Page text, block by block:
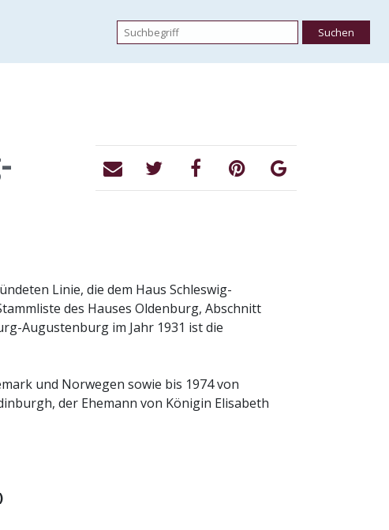
Linie, die dem Haus Schleswig-
des Hauses Oldenburg, Abschnitt
Augustenburg im Jahr 1931 ist die
und Norwegen sowie bis 1974 von
der Ehemann von Königin Elisabeth